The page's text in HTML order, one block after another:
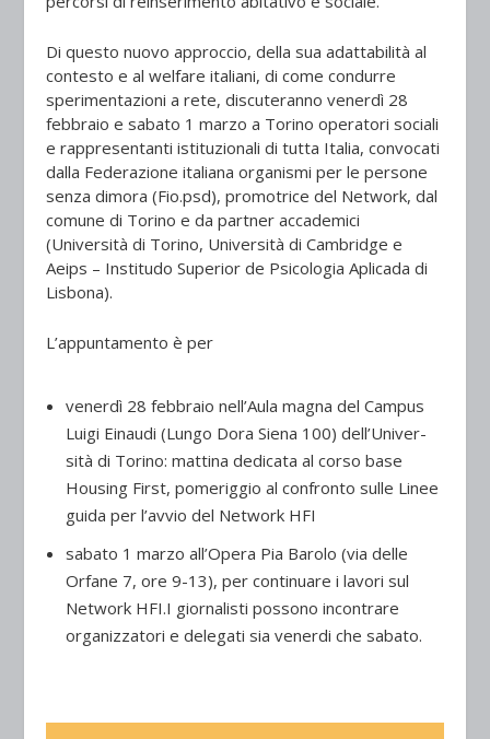
Di questo nuovo approccio, della sua adattabilità al
contesto e al welfare italiani, di come condurre
sperimentazioni a rete, discuteranno venerdì 28
febbraio e sabato 1 marzo a Torino operatori sociali
e rappresentanti istituzionali di tutta Italia, convocati
dalla Federazione italiana organismi per le persone
senza dimora (Fio.psd), promotrice del Network, dal
comune di Torino e da partner accademici
(Università di Torino, Università di Cambridge e
Aeips – Institudo Superior de Psicologia Aplicada di
Lisbona).
L’appuntamento è per
venerdì 28 febbraio nell’Aula magna del Campus
Luigi Einaudi (Lungo Dora Siena 100) dell’Univer-
sità di Torino: mattina dedicata al corso base
Housing First, pomeriggio al confronto sulle Linee
guida per l’avvio del Network HFI
sabato 1 marzo all’Opera Pia Barolo (via delle
Orfane 7, ore 9-13), per continuare i lavori sul
Network HFI.I giornalisti possono incontrare
organizzatori e delegati sia venerdi che sabato.